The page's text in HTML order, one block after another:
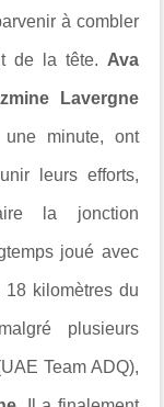
à combler
de la tête. Ava
Lavergne
une minute, ont
leurs efforts,
la jonction
joué avec
kilomètres du
plusieurs
Team ADQ),